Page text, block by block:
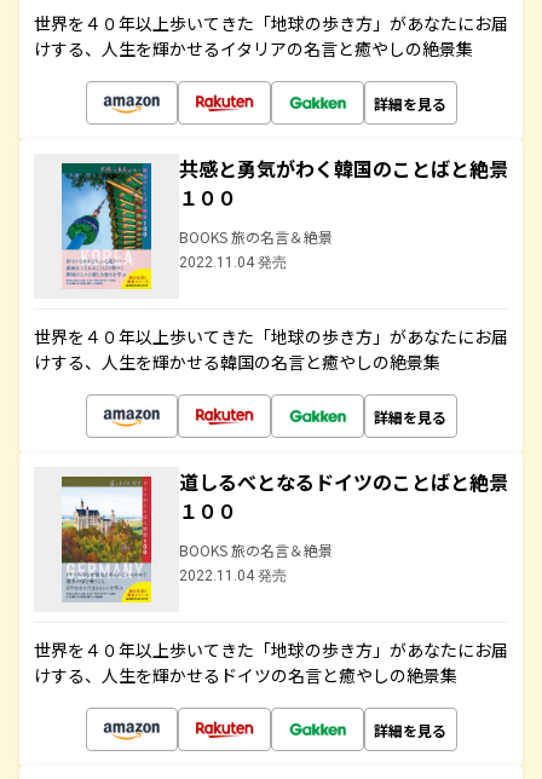
世界を４０年以上歩いてきた「地球の歩き方」があなたにお届
けする、人生を輝かせるイタリアの名言と癒やしの絶景集
詳細を見る
共感と勇気がわく韓国のことばと絶景
１００
BOOKS 旅の名言＆絶景
2022.11.04 発売
世界を４０年以上歩いてきた「地球の歩き方」があなたにお届
けする、人生を輝かせる韓国の名言と癒やしの絶景集
詳細を見る
道しるべとなるドイツのことばと絶景
１００
BOOKS 旅の名言＆絶景
2022.11.04 発売
世界を４０年以上歩いてきた「地球の歩き方」があなたにお届
けする、人生を輝かせるドイツの名言と癒やしの絶景集
詳細を見る